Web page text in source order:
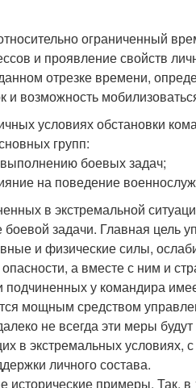
ограниченный
и проявление свойств
отрезке времени,
и возможность
условиях обстановки
групп:
боевых задач;
на поведение
в экстремальной
задачи. Главная цель
и физические силы,
а вместе с ним и
подчиненных у командира
мощным средством
не всегда эти меры
в экстремальных условиях,
личного состава.
исторические примеры. Так,